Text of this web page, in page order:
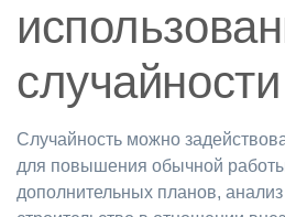
случайности
Случайность можно
для повышения обычной
дополнительных планов,